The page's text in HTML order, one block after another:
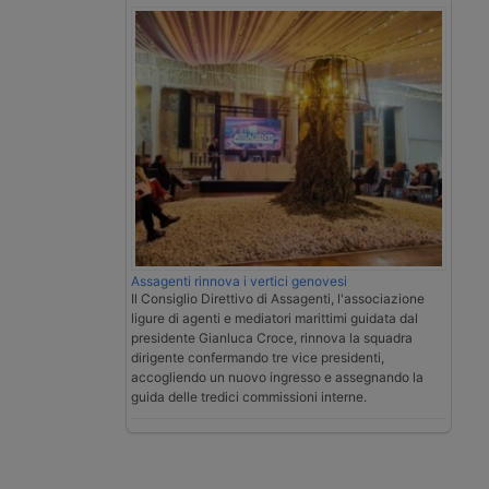
Assagenti rinnova i vertici genovesi
Il Consiglio Direttivo di Assagenti, l'associazione
ligure di agenti e mediatori marittimi guidata dal
presidente Gianluca Croce, rinnova la squadra
dirigente confermando tre vice presidenti,
accogliendo un nuovo ingresso e assegnando la
guida delle tredici commissioni interne.